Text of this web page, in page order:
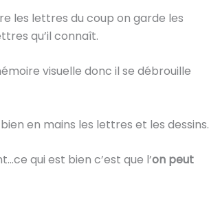
les lettres du coup on garde les
qu’il connaît.
visuelle donc il se débrouille
en mains les lettres et les dessins.
qui est bien c’est que l’on peut